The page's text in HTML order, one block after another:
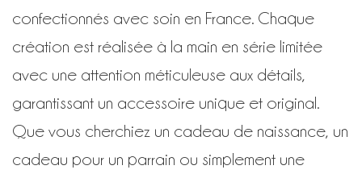
confectionnés avec soin en France. Chaque
création est réalisée à la main en série limitée
avec une attention méticuleuse aux détails,
garantissant un accessoire unique et original.
Que vous cherchiez un cadeau de naissance, un
cadeau pour un parrain ou simplement une